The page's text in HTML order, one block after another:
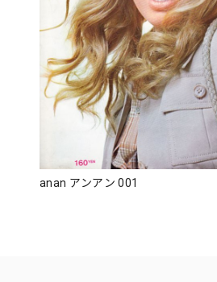
anan アンアン 001